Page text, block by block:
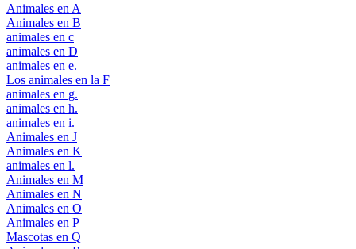
Animales en A
Animales en B
animales en c
animales en D
animales en e.
Los animales en la F
animales en g.
animales en h.
animales en i.
Animales en J
Animales en K
animales en l.
Animales en M
Animales en N
Animales en O
Animales en P
Mascotas en Q